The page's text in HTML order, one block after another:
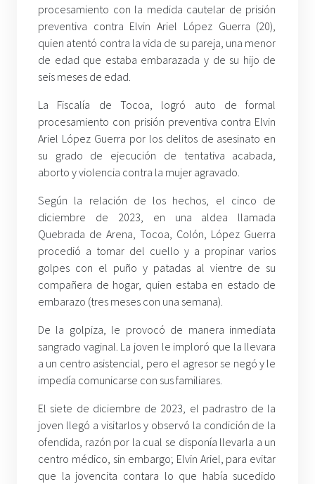
procesamiento con la medida cautelar de prisión
preventiva contra Elvin Ariel López Guerra (20),
quien atentó contra la vida de su pareja, una menor
de edad que estaba embarazada y de su hijo de
seis meses de edad.
La Fiscalía de Tocoa, logró auto de formal
procesamiento con prisión preventiva contra Elvin
Ariel López Guerra por los delitos de asesinato en
su grado de ejecución de tentativa acabada,
aborto y violencia contra la mujer agravado.
Según la relación de los hechos, el cinco de
diciembre de 2023, en una aldea llamada
Quebrada de Arena, Tocoa, Colón, López Guerra
procedió a tomar del cuello y a propinar varios
golpes con el puño y patadas al vientre de su
compañera de hogar, quien estaba en estado de
embarazo (tres meses con una semana).
De la golpiza, le provocó de manera inmediata
sangrado vaginal. La joven le imploró que la llevara
a un centro asistencial, pero el agresor se negó y le
impedía comunicarse con sus familiares.
El siete de diciembre de 2023, el padrastro de la
joven llegó a visitarlos y observó la condición de la
ofendida, razón por la cual se disponía llevarla a un
centro médico, sin embargo; Elvin Ariel, para evitar
que la jovencita contara lo que había sucedido